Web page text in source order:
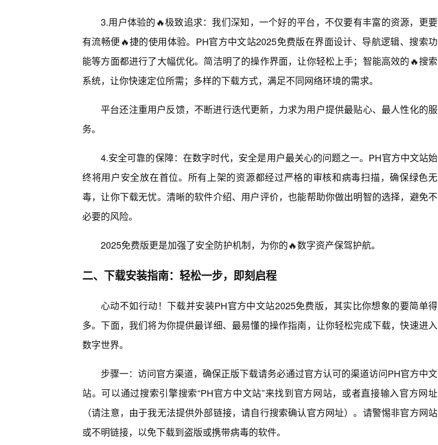
3.用户体验的🔥极致追求：我们深知，一个好的平台，不仅要有丰富的资源，更要
有流畅便🔥捷的使用体验。PH官方中文站2025免费版在界面设计、导航逻辑、搜索功
能等方面都进行了大幅优化。简洁明了的操作界面，让你轻松上手；智能高效的🔥搜索
系统，让你快速定位所需；多样的下载方式，满足不同网络环境的需求。
平台还注重用户反馈，不断进行迭代更新，力求为用户提供最贴心、最人性化的服
务。
4.安全可靠的保障：在数字时代，安全是用户最关心的问题之一。PH官方中文站始
终将用户安全放在首位。所有上架的资源都经过严格的审核和病毒扫描，确保绿色无
毒，让你下载无忧。清晰的软件介绍、用户评价，也能帮助你做出明智的选择，避免不
必要的风险。
2025免费版更是加强了安全防护机制，为你的🔥数字资产保驾护航。
二、下载安装指南：轻松一步，即刻启程
心动不如行动！下载并安装PH官方中文站2025免费版，其实比你想象的要简单得
多。下面，我们将为你提供最详细、最易懂的操作指南，让你轻松完成下载，快速进入
数字世界。
步骤一：访问官方渠道，确保正版下载请务必通过官方认可的渠道访问PH官方中文
站。可以通过搜索引擎搜索“PH官方中文站”来找到官方网站，或者直接输入官方网址
（请注意，由于我无法提供外部链接，请自行搜索确认官方网址）。请警惕非官方网站
或不明链接，以免下载到盗版或携带病毒的软件。